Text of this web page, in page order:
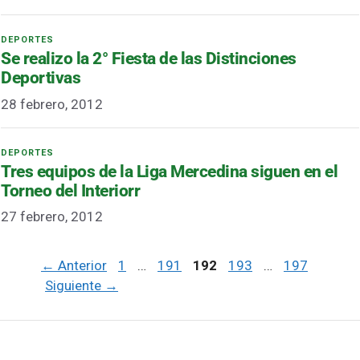
Se realizo la 2° Fiesta de las Distinciones
Deportivas
28 febrero, 2012
Tres equipos de la Liga Mercedina siguen en el
Torneo del Interiorr
27 febrero, 2012
← Anterior Página
1 … Página
191 Página
192 Página
193 … Página
197
Siguiente →